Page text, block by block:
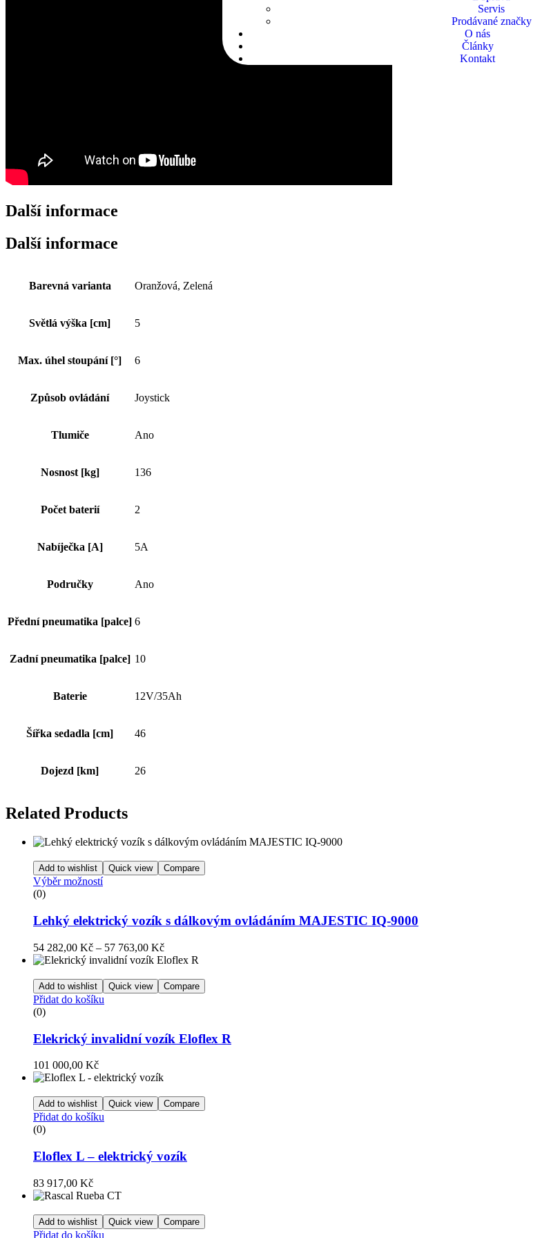
Servis
Prodávané značky
O nás
Články
Kontakt
Další informace
Další informace
Barevná varianta Oranžová, Zelená
Světlá výška [cm] 5
Max. úhel stoupání [°] 6
Způsob ovládání Joystick
Tlumiče Ano
Nosnost [kg] 136
Počet baterií 2
Nabíječka [A] 5A
Područky Ano
Přední pneumatika [palce] 6
Zadní pneumatika [palce] 10
Baterie 12V/35Ah
Šířka sedadla [cm] 46
Dojezd [km] 26
Related Products
Add to wishlist Quick view Compare
Výběr možností
(0)
Lehký elektrický vozík s dálkovým ovládáním MAJESTIC IQ-9000
54 282,00 Kč – 57 763,00 Kč
Add to wishlist Quick view Compare
Přidat do košíku
(0)
Elekrický invalidní vozík Eloflex R
101 000,00 Kč
Add to wishlist Quick view Compare
Přidat do košíku
(0)
Eloflex L – elektrický vozík
83 917,00 Kč
Add to wishlist Quick view Compare
Přidat do košíku